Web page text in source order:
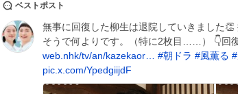
ベストポスト
無事に回復した柳生は退院していきました👏
そうで何よりです。（特に2枚目……） 👇回
web.nhk/tv/an/kazekaor…
#朝ドラ #風薫る #
pic.x.com/YpedgiijdF